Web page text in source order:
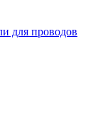
для проводов